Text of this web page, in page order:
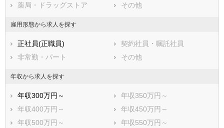
世羅郡世羅町
神石郡神石高原町
薬局・ドラッグストア
その他
雇用形態から求人を探す
正社員(正職員)
契約社員・嘱託社員
非常勤・パート
その他
年収から求人を探す
年収300万円～
年収350万円～
年収400万円～
年収450万円～
年収500万円～
年収550万円～